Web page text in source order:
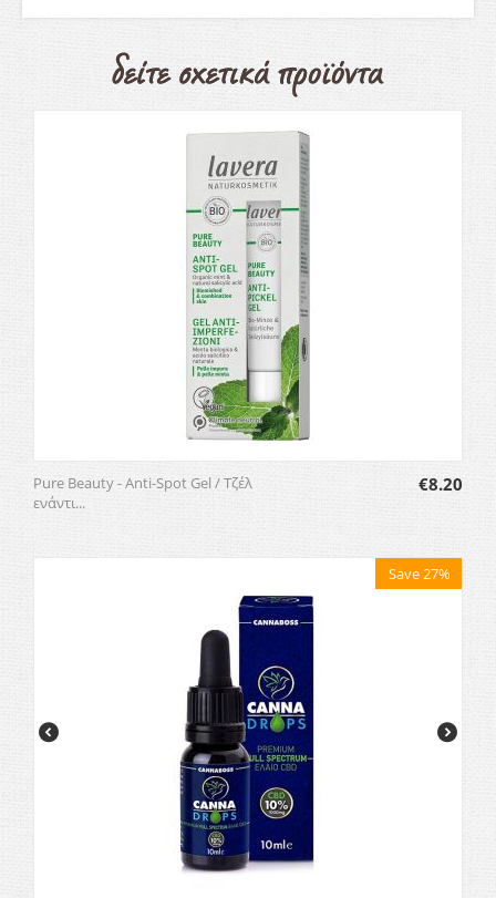
Pure Beauty - Anti-Spot Gel / Τζέλ
ενάντι...
€8.20
Save 27%